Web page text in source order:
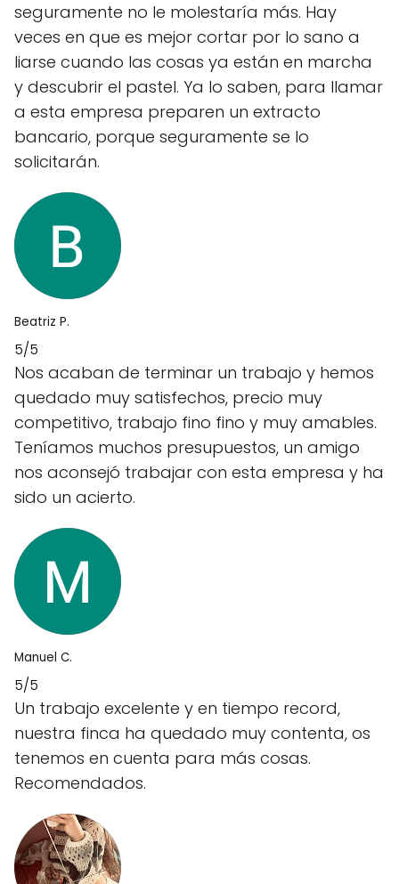
seguramente no le molestaría más. Hay
veces en que es mejor cortar por lo sano a
liarse cuando las cosas ya están en marcha
y descubrir el pastel. Ya lo saben, para llamar
a esta empresa preparen un extracto
bancario, porque seguramente se lo
solicitarán.
Beatriz P.
5/5
Nos acaban de terminar un trabajo y hemos
quedado muy satisfechos, precio muy
competitivo, trabajo fino fino y muy amables.
Teníamos muchos presupuestos, un amigo
nos aconsejó trabajar con esta empresa y ha
sido un acierto.
Manuel C.
5/5
Un trabajo excelente y en tiempo record,
nuestra finca ha quedado muy contenta, os
tenemos en cuenta para más cosas.
Recomendados.